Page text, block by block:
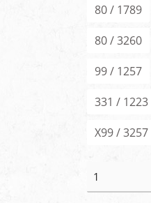
80 / 1789
80 / 3260
99 / 1257
331 / 1223
X99 / 3257